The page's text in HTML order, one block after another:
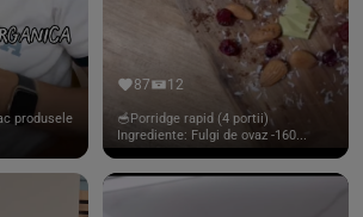
produsele
87 12
🥣Porridge rapid (4 portii)
Ingrediente: Fulgi de ovaz -160...